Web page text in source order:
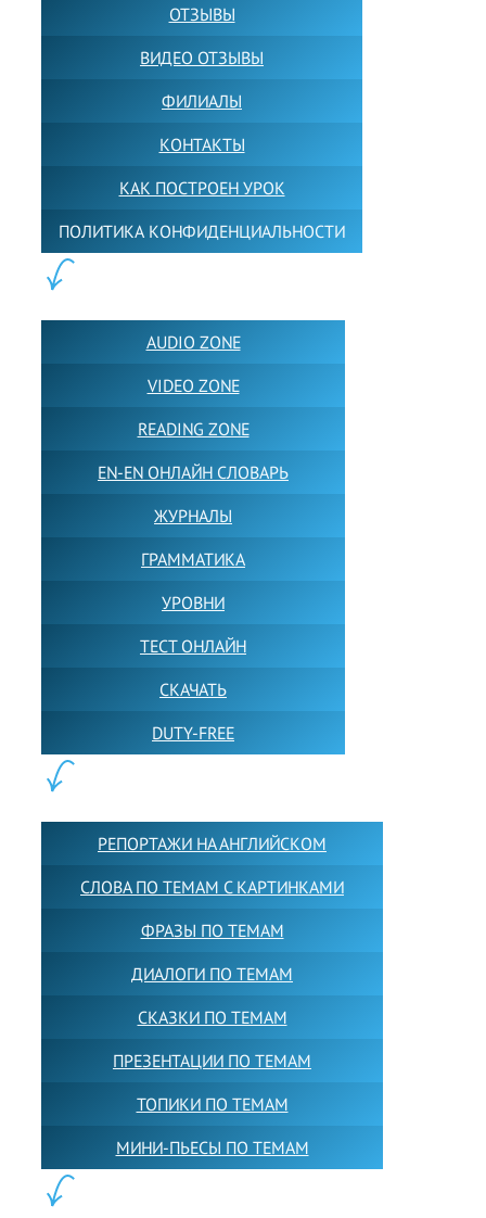
ОТЗЫВЫ
ВИДЕО ОТЗЫВЫ
ФИЛИАЛЫ
КОНТАКТЫ
КАК ПОСТРОЕН УРОК
ПОЛИТИКА КОНФИДЕНЦИАЛЬНОСТИ
AUDIO ZONE
VIDEO ZONE
READING ZONE
EN-EN ОНЛАЙН СЛОВАРЬ
ЖУРНАЛЫ
ГРАММАТИКА
УРОВНИ
ТЕСТ ОНЛАЙН
СКАЧАТЬ
DUTY-FREE
РЕПОРТАЖИ НА АНГЛИЙСКОМ
СЛОВА ПО ТЕМАМ С КАРТИНКАМИ
ФРАЗЫ ПО ТЕМАМ
ДИАЛОГИ ПО ТЕМАМ
СКАЗКИ ПО ТЕМАМ
ПРЕЗЕНТАЦИИ ПО ТЕМАМ
ТОПИКИ ПО ТЕМАМ
МИНИ-ПЬЕСЫ ПО ТЕМАМ